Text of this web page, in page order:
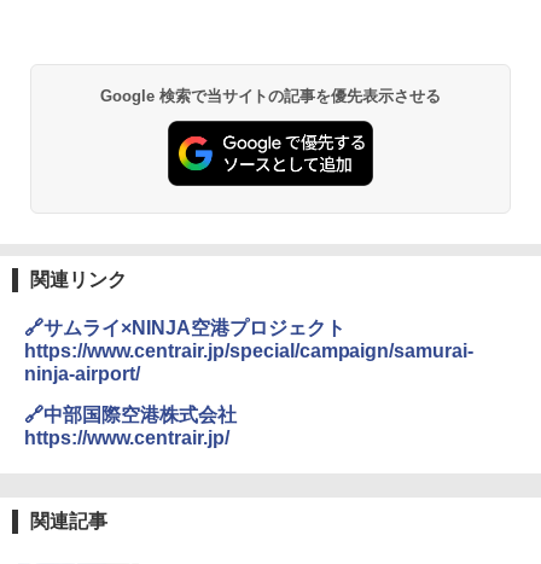
￥2,695
A09 地球の歩き方 イタリア 2026～2027 地
A26 地球の歩き方 チェコ ポーランド スロヴ
パ
￥2,277
PYKES PEAK (パイクスピーク) 着替えテン
ト プライバシー テント 【中が透けない】 1
人用 折りたたみ 防災グッズ 災害用トイレ ビ
ーチ ピクニック ポップアップテント 携帯 簡
易 トイレテント (グレー)
テント ワンタッチ RENEW 幅200 2-3人用 43
500002(88859)
[キャンパーズコレクション 山善] 傘みたいに
￥3,680
GRANDOOR ステンレス保冷剤 2個セット 2
026リニューアル 急速冷凍 空間倍増 衛生的
BUNDOK(バンドック)ソロ ドーム 1 EX BDK
-08EX カーキ ソロキャンプ ポリエステル フ
レーム ドーム型 テント
￥-
Google 検索で当サイトの記事を優先表示させる
関連リンク
🔗サムライ×NINJA空港プロジェクト
https://www.centrair.jp/special/campaign/samurai-
ninja-airport/
🔗中部国際空港株式会社
https://www.centrair.jp/
関連記事